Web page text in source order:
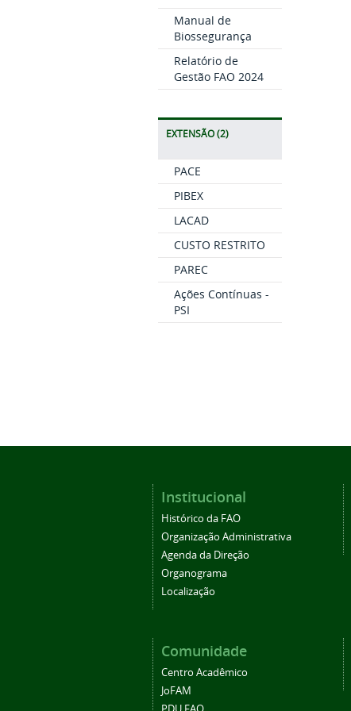
Manual de
Biossegurança
Relatório de
Gestão FAO 2024
EXTENSÃO (2)
PACE
PIBEX
LACAD
CUSTO RESTRITO
PAREC
Ações Contínuas -
PSI
Institucional
Histórico da FAO
Organização Administrativa
Agenda da Direção
Organograma
Localização
Comunidade
Centro Acadêmico
JoFAM